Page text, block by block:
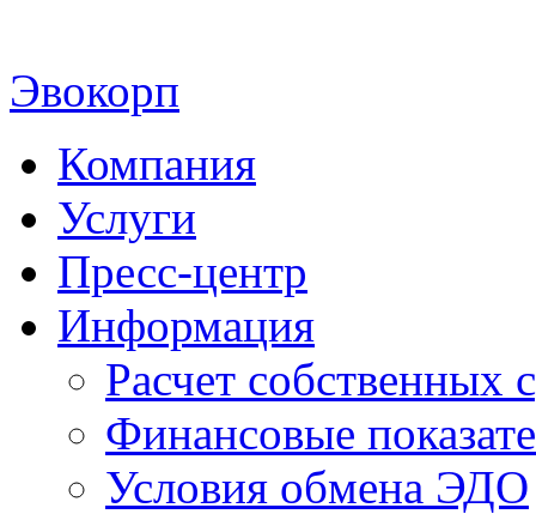
Эвокорп
Компания
Услуги
Пресс-центр
Информация
Расчет собственных
Финансовые
Условия обмена ЭДО